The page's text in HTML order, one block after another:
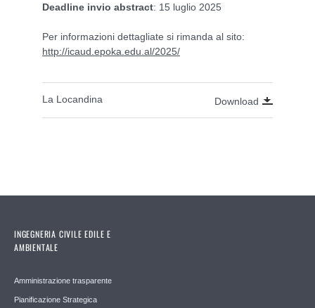
Deadline invio abstract: 15 luglio 2025
Per informazioni dettagliate si rimanda al sito:
http://icaud.epoka.edu.al/2025/
La Locandina Download
INGEGNERIA CIVILE EDILE E
AMBIENTALE
Amministrazione trasparente
Pianificazione Strategica